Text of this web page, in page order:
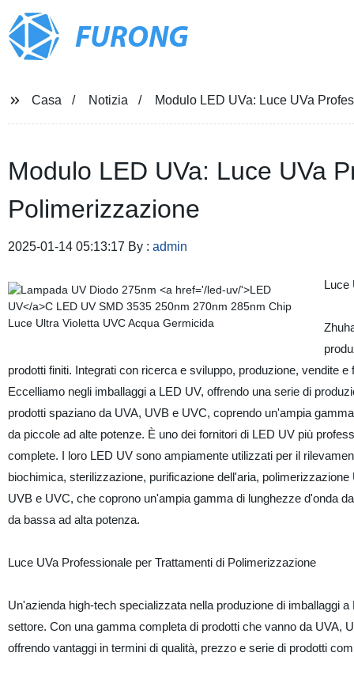
FURONG
Casa Notizia Modulo LED UVa: Luce UVa
Modulo LED UVa: Luce UVa
Polimerizzazione
2025-01-14 05:13:17 By : admin
Luce
prodotti finiti. Integrati con ricerca e sviluppo, produzione, vendite
Eccelliamo negli imballaggi a LED UV, offrendo una serie di
prodotti spaziano da UVA, UVB e UVC, coprendo un'ampia
da piccole ad alte potenze. È uno dei fornitori di LED UV più
complete. I loro LED UV sono ampiamente utilizzati per il
biochimica, sterilizzazione, purificazione dell'aria,
UVB e UVC, che coprono un'ampia gamma di lunghezze d'onda
da bassa ad alta potenza.
Luce UVa Professionale per Trattamenti di Polimerizzazione
Un'azienda high-tech specializzata nella produzione di imballaggi
settore. Con una gamma completa di prodotti che vanno da UVA,
offrendo vantaggi in termini di qualità, prezzo e serie di prodotti